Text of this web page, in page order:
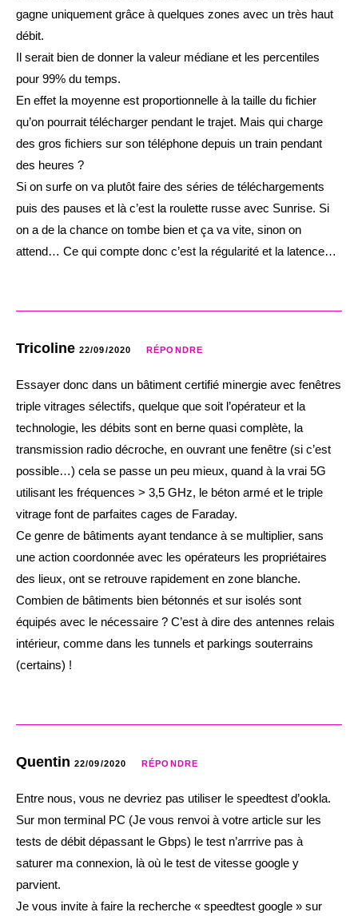
gagne uniquement grâce à quelques zones avec un très haut
débit.
Il serait bien de donner la valeur médiane et les percentiles
pour 99% du temps.
En effet la moyenne est proportionnelle à la taille du fichier
qu’on pourrait télécharger pendant le trajet. Mais qui charge
des gros fichiers sur son téléphone depuis un train pendant
des heures ?
Si on surfe on va plutôt faire des séries de téléchargements
puis des pauses et là c’est la roulette russe avec Sunrise. Si
on a de la chance on tombe bien et ça va vite, sinon on
attend… Ce qui compte donc c’est la régularité et la latence…
Tricoline 22/09/2020 RÉPONDRE
Essayer donc dans un bâtiment certifié minergie avec fenêtres
triple vitrages sélectifs, quelque que soit l’opérateur et la
technologie, les débits sont en berne quasi complète, la
transmission radio décroche, en ouvrant une fenêtre (si c’est
possible…) cela se passe un peu mieux, quand à la vrai 5G
utilisant les fréquences > 3,5 GHz, le béton armé et le triple
vitrage font de parfaites cages de Faraday.
Ce genre de bâtiments ayant tendance à se multiplier, sans
une action coordonnée avec les opérateurs les propriétaires
des lieux, ont se retrouve rapidement en zone blanche.
Combien de bâtiments bien bétonnés et sur isolés sont
équipés avec le nécessaire ? C’est à dire des antennes relais
intérieur, comme dans les tunnels et parkings souterrains
(certains) !
Quentin 22/09/2020 RÉPONDRE
Entre nous, vous ne devriez pas utiliser le speedtest d’ookla.
Sur mon terminal PC (Je vous renvoi à votre article sur les
tests de débit dépassant le Gbps) le test n’arrrive pas à
saturer ma connexion, là où le test de vitesse google y
parvient.
Je vous invite à faire la recherche « speedtest google » sur